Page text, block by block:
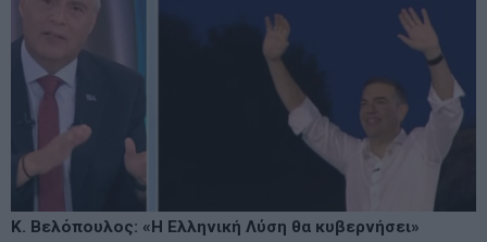
Κ. Βελόπουλος: «Η Ελληνική Λύση θα κυβερνήσει»